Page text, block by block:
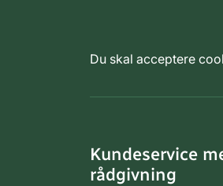
Du skal acceptere
Kundeservice
rådgivning